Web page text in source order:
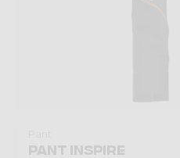
PANT INSPIRE